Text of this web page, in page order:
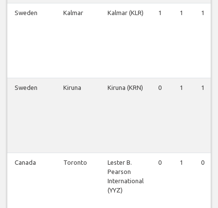
Sweden Kalmar Kalmar (KLR) 1 1 1
Sweden Kiruna Kiruna (KRN) 0 1 1
Canada Toronto
Lester B.
Pearson
International
(YYZ)
0 1 0